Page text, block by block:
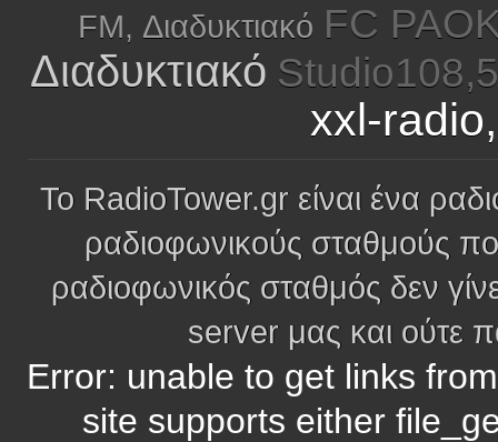
FM, Διαδυκτιακό FC
Διαδυκτιακό
xxl-
Το RadioTower.gr είναι ένα
ραδιοφωνικούς σταθμούς
ραδιοφωνικός σταθμός δεν
server μας και ούτε
Error: unable to get links
site supports either